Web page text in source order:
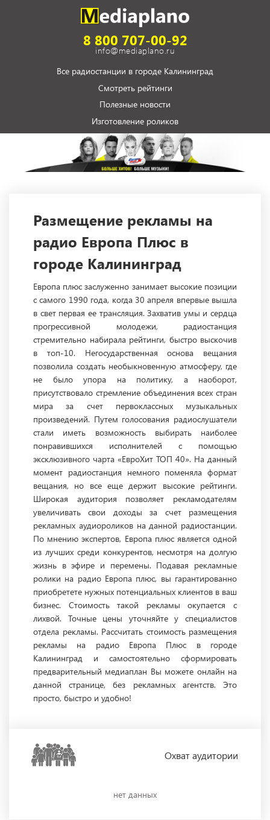
8 800 707-00-92
info@mediaplano.ru
Все радиостанции в городе Калининград
Смотреть рейтинги
Полезные новости
Изготовление роликов
Размещение рекламы на
радио Европа Плюс в
городе Калининград
Европа плюс заслуженно занимает высокие позиции
с самого 1990 года, когда 30 апреля впервые вышла
в свет первая ее трансляция. Захватив умы и сердца
прогрессивной молодежи, радиостанция
стремительно набирала рейтинги, быстро выскочив
в топ-10. Негосударственная основа вещания
позволила создать необыкновенную атмосферу, где
не было упора на политику, а наоборот,
присутствовало стремление объединения всех стран
мира за счет первоклассных музыкальных
произведений. Путем голосования радиослушатели
стали иметь возможность выбирать наиболее
понравившихся исполнителей с помощью
эксклюзивного чарта «ЕвроХит ТОП 40». На данный
момент радиостанция немного поменяла формат
вещания, но все еще держит высокие рейтинги.
Широкая аудитория позволяет рекламодателям
увеличивать свои доходы за счет размещения
рекламных аудиороликов на данной радиостанции.
По мнению экспертов, Европа плюс является одной
из лучших среди конкурентов, несмотря на долгую
жизнь в эфире и перемены. Подавая рекламные
ролики на радио Европа плюс, вы гарантированно
приобретете нужных потенциальных клиентов в ваш
бизнес. Стоимость такой рекламы окупается с
лихвой. Точные цены уточняйте у специалистов
отдела рекламы. Рассчитать стоимость размещения
рекламы на радио Европа Плюс в городе
Калининград и самостоятельно сформировать
предварительный медиаплан Вы можете онлайн на
данной странице, без рекламных агентств. Это
просто, быстро и удобно!
Охватаудитории
нет данных